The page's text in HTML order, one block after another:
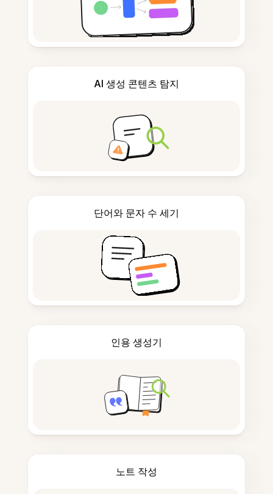
AI 생성 콘텐츠 탐지
단어와 문자 수 세기
인용 생성기
노트 작성